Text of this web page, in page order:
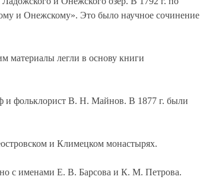
и Онежскому». Это было научное сочинение
материалы легли в основу книги
и фольклорист В. Н. Майнов. В 1877 г. были
и Климецком монастырях.
с именами Е. В. Барсова и К. М. Петрова.